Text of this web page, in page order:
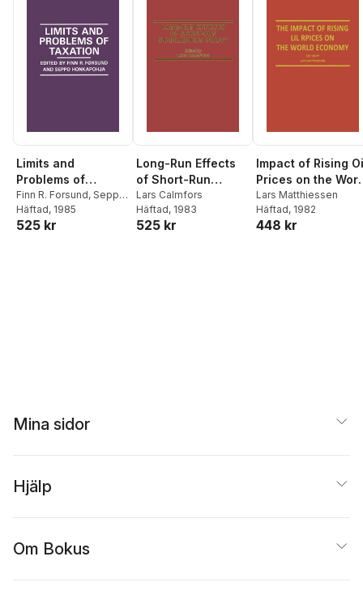
Limits and
Problems of
Taxation
Finn R. Forsund, Seppo
Honkapohja,
Monkapohja
Häftad, 1985
525 kr
Long-Run Effects
of Short-Run
Stabilization Policy
Lars Calmfors
Häftad, 1983
525 kr
Impact of Rising
Prices on the
Economy
Lars Matthiessen
Häftad, 1982
448 kr
Mina sidor
Hjälp
Om Bokus